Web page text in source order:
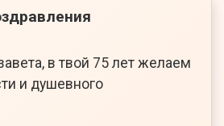
в твой 75 лет желаем
и душевного